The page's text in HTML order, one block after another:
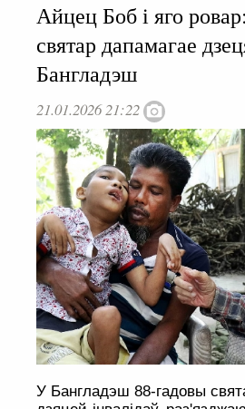
Айцец Боб і яго
святар дапамагае
Бангладэш
21.01.2026 21:22
У Бангладэш 88-гадовы